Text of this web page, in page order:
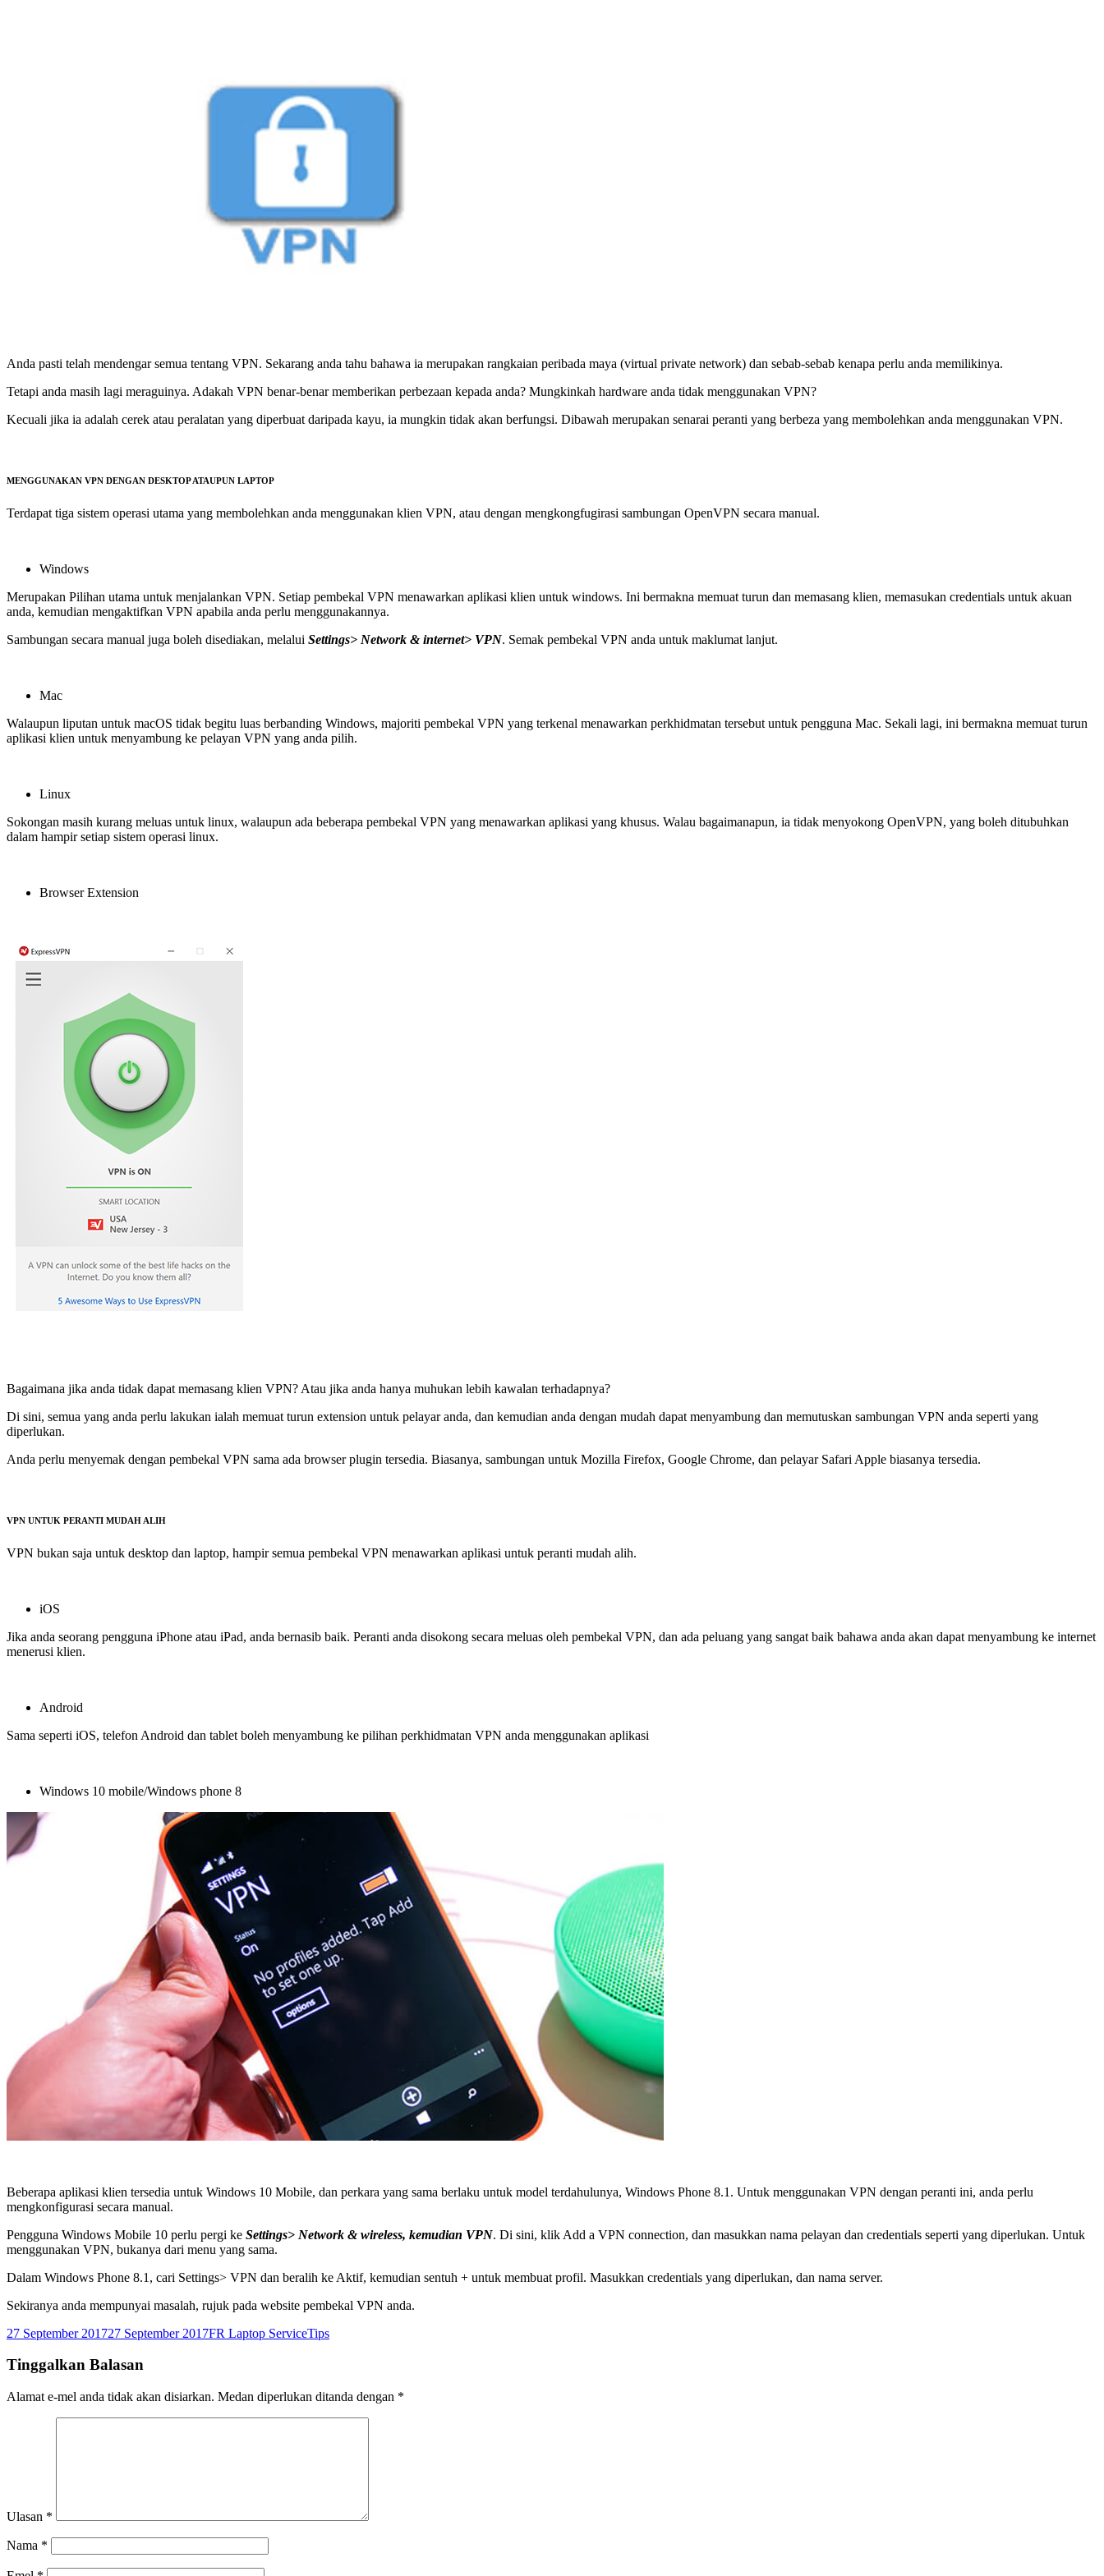
Anda pasti telah mendengar semua tentang VPN. Sekarang anda tahu bahawa ia merupakan rangkaian peribada maya (virtual private network) dan sebab-sebab kenapa perlu anda memilikinya.
Tetapi anda masih lagi meraguinya. Adakah VPN benar-benar memberikan perbezaan kepada anda? Mungkinkah hardware anda tidak menggunakan VPN?
Kecuali jika ia adalah cerek atau peralatan yang diperbuat daripada kayu, ia mungkin tidak akan berfungsi. Dibawah merupakan senarai peranti yang berbeza yang membolehkan anda menggunakan VPN.
MENGGUNAKAN VPN DENGAN DESKTOP ATAUPUN LAPTOP
Terdapat tiga sistem operasi utama yang membolehkan anda menggunakan klien VPN, atau dengan mengkongfugirasi sambungan OpenVPN secara manual.
Windows
Merupakan Pilihan utama untuk menjalankan VPN. Setiap pembekal VPN menawarkan aplikasi klien untuk windows. Ini bermakna memuat turun dan memasang klien, memasukan credentials untuk akuan
anda, kemudian mengaktifkan VPN apabila anda perlu menggunakannya.
Sambungan secara manual juga boleh disediakan, melalui Settings> Network & internet> VPN. Semak pembekal VPN anda untuk maklumat lanjut.
Mac
Walaupun liputan untuk macOS tidak begitu luas berbanding Windows, majoriti pembekal VPN yang terkenal menawarkan perkhidmatan tersebut untuk pengguna Mac. Sekali lagi, ini bermakna memuat turun
aplikasi klien untuk menyambung ke pelayan VPN yang anda pilih.
Linux
Sokongan masih kurang meluas untuk linux, walaupun ada beberapa pembekal VPN yang menawarkan aplikasi yang khusus. Walau bagaimanapun, ia tidak menyokong OpenVPN, yang boleh ditubuhkan
dalam hampir setiap sistem operasi linux.
Browser Extension
Bagaimana jika anda tidak dapat memasang klien VPN? Atau jika anda hanya muhukan lebih kawalan terhadapnya?
Di sini, semua yang anda perlu lakukan ialah memuat turun extension untuk pelayar anda, dan kemudian anda dengan mudah dapat menyambung dan memutuskan sambungan VPN anda seperti yang
diperlukan.
Anda perlu menyemak dengan pembekal VPN sama ada browser plugin tersedia. Biasanya, sambungan untuk Mozilla Firefox, Google Chrome, dan pelayar Safari Apple biasanya tersedia.
VPN UNTUK PERANTI MUDAH ALIH
VPN bukan saja untuk desktop dan laptop, hampir semua pembekal VPN menawarkan aplikasi untuk peranti mudah alih.
iOS
Jika anda seorang pengguna iPhone atau iPad, anda bernasib baik. Peranti anda disokong secara meluas oleh pembekal VPN, dan ada peluang yang sangat baik bahawa anda akan dapat menyambung ke internet
menerusi klien.
Android
Sama seperti iOS, telefon Android dan tablet boleh menyambung ke pilihan perkhidmatan VPN anda menggunakan aplikasi
Windows 10 mobile/Windows phone 8
Beberapa aplikasi klien tersedia untuk Windows 10 Mobile, dan perkara yang sama berlaku untuk model terdahulunya, Windows Phone 8.1. Untuk menggunakan VPN dengan peranti ini, anda perlu
mengkonfigurasi secara manual.
Pengguna Windows Mobile 10 perlu pergi ke Settings> Network & wireless, kemudian VPN. Di sini, klik Add a VPN connection, dan masukkan nama pelayan dan credentials seperti yang diperlukan. Untuk
menggunakan VPN, bukanya dari menu yang sama.
Dalam Windows Phone 8.1, cari Settings> VPN dan beralih ke Aktif, kemudian sentuh + untuk membuat profil. Masukkan credentials yang diperlukan, dan nama server.
Sekiranya anda mempunyai masalah, rujuk pada website pembekal VPN anda.
Dikirimkan
27 September 201727 September 2017Pengarang
FR Laptop ServiceKategori
Tips
Tinggalkan Balasan
Alamat e-mel anda tidak akan disiarkan. Medan diperlukan ditanda dengan *
Ulasan *
Nama *